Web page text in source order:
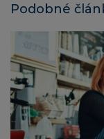
Podobné